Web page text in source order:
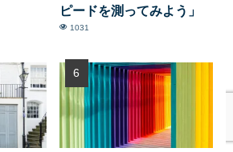
ピードを測ってみよう」
1031